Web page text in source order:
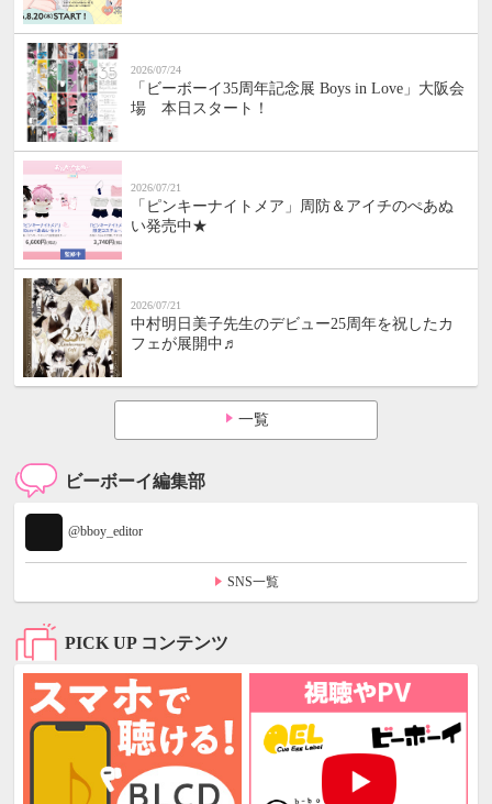
2026/07/24
「ビーボーイ35周年記念展 Boys in Love」大阪会
場 本日スタート！
2026/07/21
「ピンキーナイトメア」周防＆アイチのぺあぬ
い発売中★
2026/07/21
中村明日美子先生のデビュー25周年を祝したカ
フェが展開中♬
一覧
ビーボーイ編集部
@bboy_editor
SNS一覧
PICK UP コンテンツ